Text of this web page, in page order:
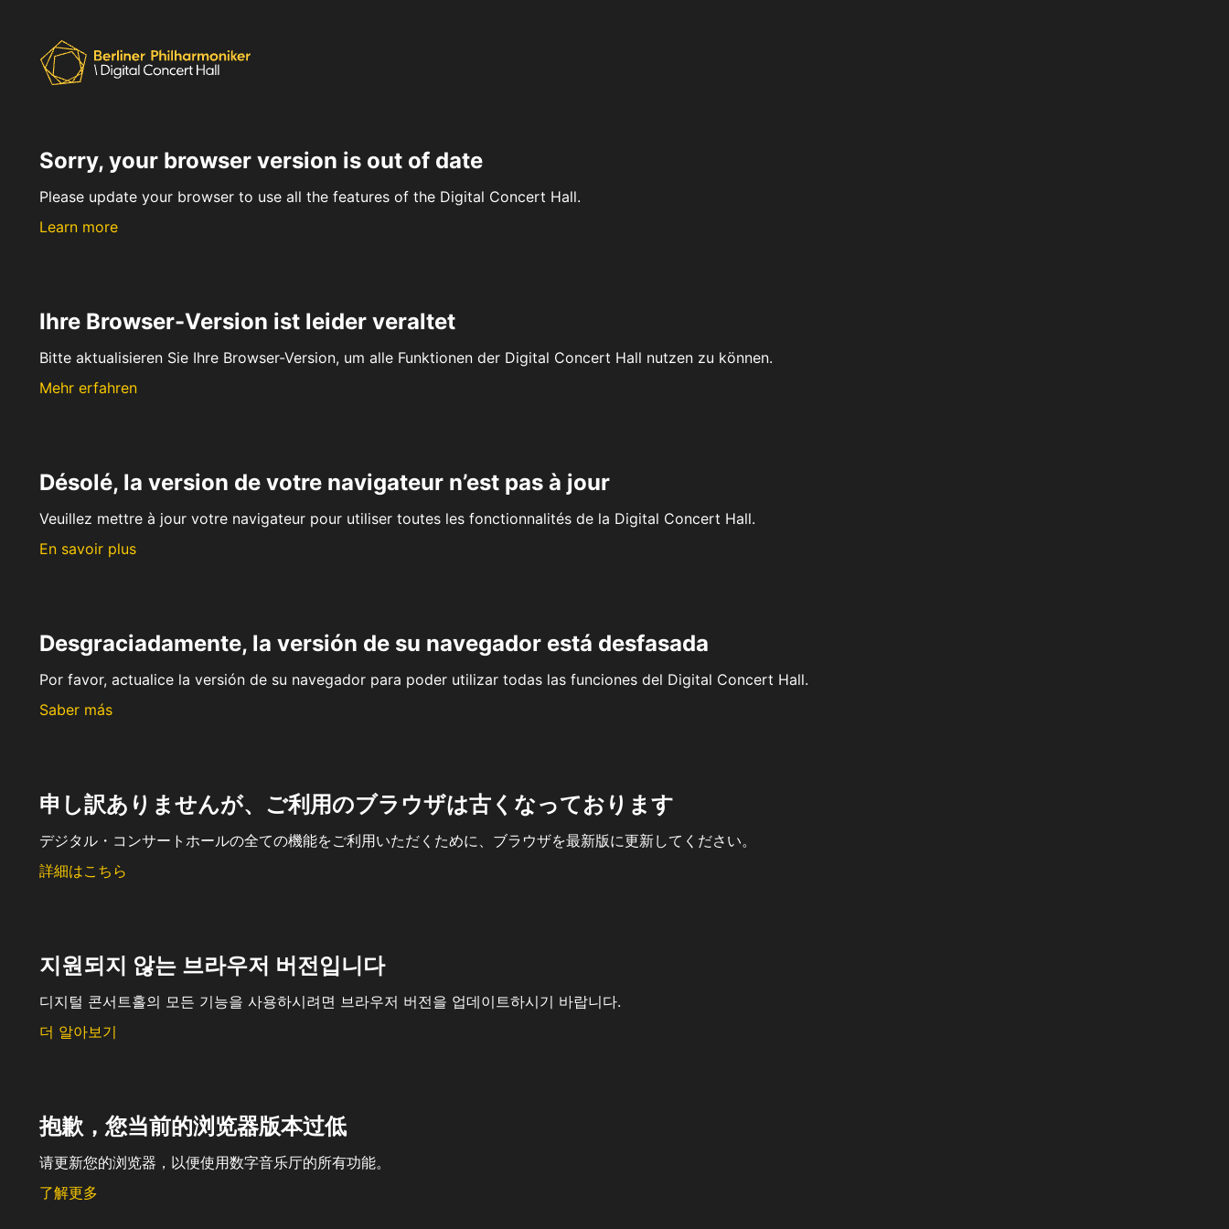
Sorry, your browser version is out of date
Please update your browser to use all the features of the Digital Concert Hall.
Learn more
Ihre Browser-Version ist leider veraltet
Bitte aktualisieren Sie Ihre Browser-Version, um alle Funktionen der Digital Concert Hall nutzen zu können.
Mehr erfahren
Désolé, la version de votre navigateur n’est pas à jour
Veuillez mettre à jour votre navigateur pour utiliser toutes les fonctionnalités de la Digital Concert Hall.
En savoir plus
Desgraciadamente, la versión de su navegador está desfasada
Por favor, actualice la versión de su navegador para poder utilizar todas las funciones del Digital Concert Hall.
Saber más
申し訳ありませんが、ご利用のブラウザは古くなっております
デジタル・コンサートホールの全ての機能をご利用いただくために、ブラウザを最新版に更新してください。
詳細はこちら
지원되지 않는 브라우저 버전입니다
디지털 콘서트홀의 모든 기능을 사용하시려면 브라우저 버전을 업데이트하시기 바랍니다.
더 알아보기
抱歉，您当前的浏览器版本过低
请更新您的浏览器，以便使用数字音乐厅的所有功能。
了解更多